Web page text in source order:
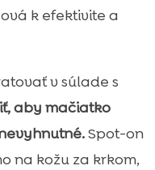
k efektivite a
v súlade s
aby mačiatko
Spot-on
na kožu za krkom,